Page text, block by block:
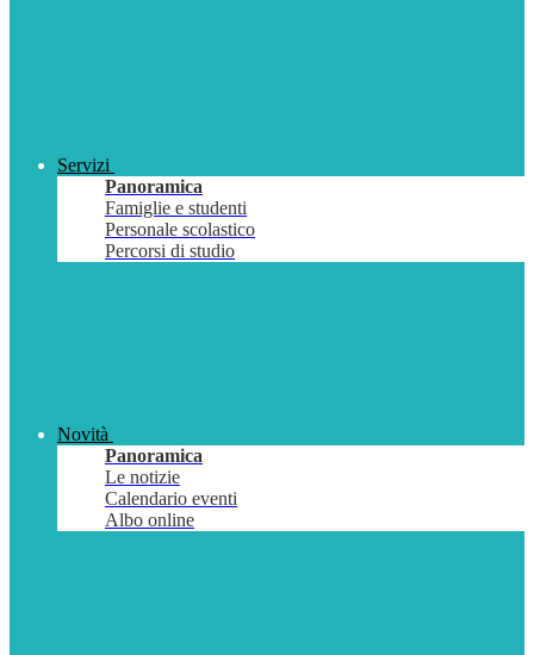
Servizi
Panoramica
Famiglie e studenti
Personale scolastico
Percorsi di studio
Novità
Panoramica
Le notizie
Calendario eventi
Albo online